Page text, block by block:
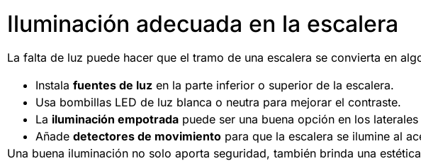
Iluminación adecuada en la escalera
La falta de luz puede hacer que el tramo de una escalera se convierta en
Instala fuentes de luz en la parte inferior o superior de la escalera.
Usa bombillas LED de luz blanca o neutra para mejorar el contraste.
La iluminación empotrada puede ser una buena opción en los
Añade detectores de movimiento para que la escalera se ilumine al
Una buena iluminación no solo aporta seguridad, también brinda una